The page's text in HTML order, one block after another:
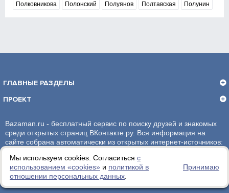
Мы используем cookies. Согласиться с
использованием «сookies» и политикой в
отношении персональных данных
Принимаю
Полковникова
Полонский Полуянов Полтавская Полунин
ГЛАВНЫЕ РАЗДЕЛЫ
ПРОЕКТ
Bazaman.ru - бесплатный сервис по поиску друзей и знакомых
среди открытых страниц ВКонтакте.ру. Вся информация на
сайте собрана автоматически из открытых интернет-источников:
администрация сайта ответственности не несет.
Политика обработки персональных данных